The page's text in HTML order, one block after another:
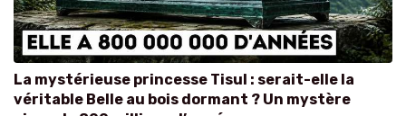
La mystérieuse princesse Tisul : serait-elle la
véritable Belle au bois dormant ? Un mystère